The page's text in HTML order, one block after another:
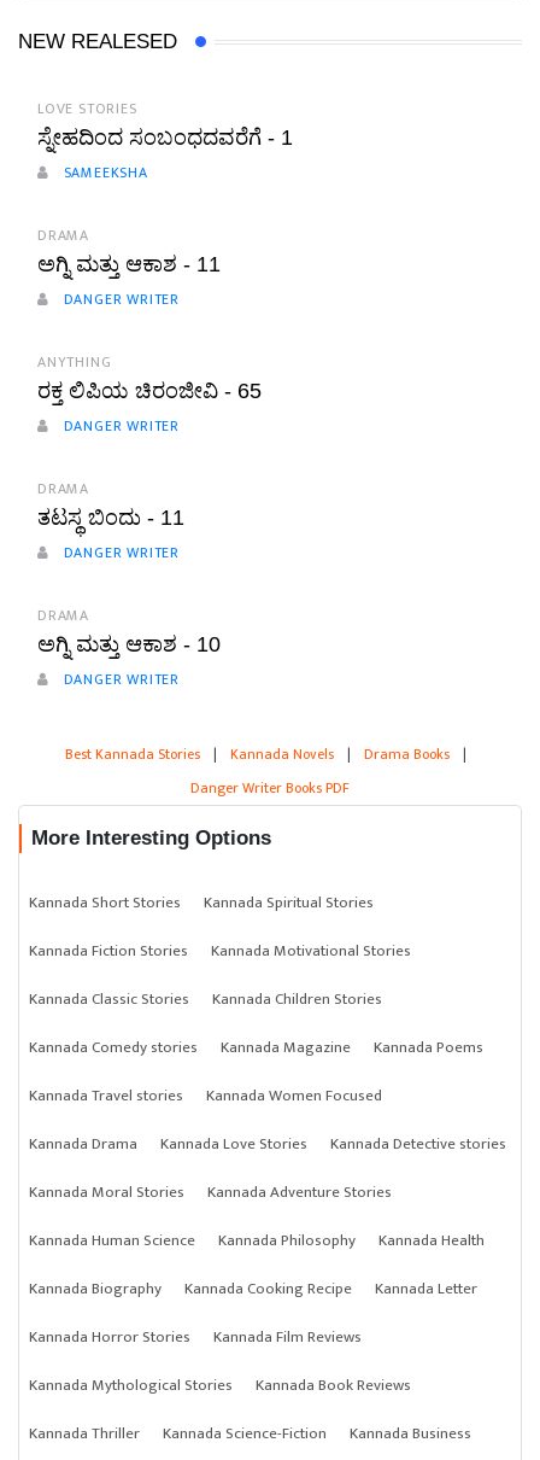
NEW REALESED
LOVE STORIES
ಸ್ನೇಹದಿಂದ ಸಂಬಂಧದವರೆಗೆ - 1
SAMEEKSHA
DRAMA
ಅಗ್ನಿ ಮತ್ತು ಆಕಾಶ - 11
DANGER WRITER
ANYTHING
ರಕ್ತ ಲಿಪಿಯ ಚಿರಂಜೀವಿ - 65
DANGER WRITER
DRAMA
ತಟಸ್ಥ ಬಿಂದು - 11
DANGER WRITER
DRAMA
ಅಗ್ನಿ ಮತ್ತು ಆಕಾಶ - 10
DANGER WRITER
Best Kannada Stories | Kannada Novels | Drama Books |
Danger Writer Books PDF
More Interesting Options
Kannada Short Stories
Kannada Spiritual Stories
Kannada Fiction Stories
Kannada Motivational Stories
Kannada Classic Stories
Kannada Children Stories
Kannada Comedy stories
Kannada Magazine
Kannada Poems
Kannada Travel stories
Kannada Women Focused
Kannada Drama
Kannada Love Stories
Kannada Detective stories
Kannada Moral Stories
Kannada Adventure Stories
Kannada Human Science
Kannada Philosophy
Kannada Health
Kannada Biography
Kannada Cooking Recipe
Kannada Letter
Kannada Horror Stories
Kannada Film Reviews
Kannada Mythological Stories
Kannada Book Reviews
Kannada Thriller
Kannada Science-Fiction
Kannada Business